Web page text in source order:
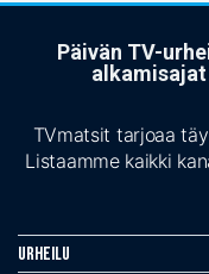
Päivän TV-
TVmatsit tarjoaa
Listaamme kaikki
Urheilu